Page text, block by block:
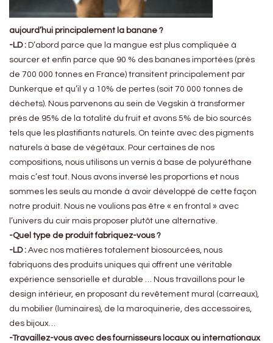
aujourd’hui principalement la banane ?
-LD : D’abord parce que la mangue est plus compliquée à
sourcer et enfin parce que 90 % des bananes importées (près
de 700 000 tonnes en France) transitent principalement par
Dunkerque et qu’il y a 10% de pertes (soit 70 000 tonnes de
déchets). Nous parvenons au sein de Vegskin à transformer
près de 95% de la totalité du fruit et avons 5% de bio sourcés
tels que les plastifiants naturels. On teinte avec des pigments
naturels à base de végétaux. Pour certaines de nos
compositions, nous utilisons un vernis à base de polyuréthane
mais c’est tout. Nous avons inversé les proportions et nous
sommes les seuls au monde à avoir développé de cette façon
notre produit. Nous ne voulions pas être « en frontal » avec
l’univers du cuir mais proposer plutôt une alternative.
-Quel type de produit fabriquez-vous ?
-LD : Avec nos matières totalement biosourcées, nous
fabriquons des produits uniques qui offrent une véritable
expérience sensorielle et durable … Nous travaillons pour le
design intérieur, en proposant du revêtement mural (carreaux),
du mobilier (luminaires), de la maroquinerie, des accessoires,
des bijoux…
-Travaillez-vous avec des fournisseurs locaux ou internationaux